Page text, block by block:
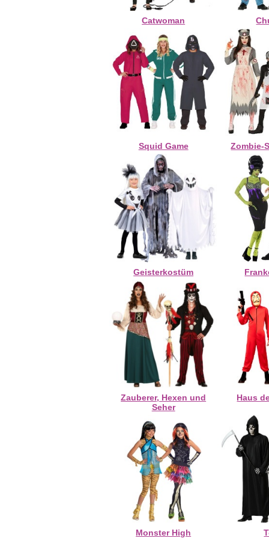
Catwoman
Squid Game Zombie-
Geisterkostüm
Zauberer, Hexen und
Seher
Haus
Monster High